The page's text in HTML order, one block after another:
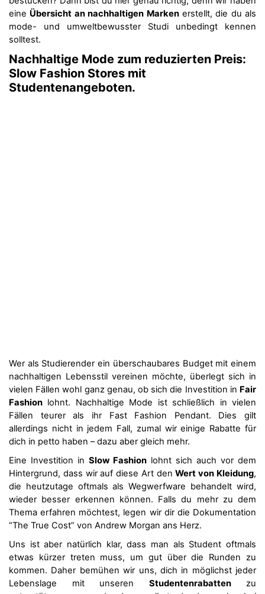
eine Übersicht an nachhaltigen Markenerstellt, die du als
mode- und umweltbewusster Studi unbedingt kennen
solltest.
Nachhaltige Mode zum reduzierten Preis:
Slow Fashion Stores mit
Studentenangeboten.
Wer als Studierender ein überschaubares Budget mit einem
nachhaltigen Lebensstil vereinen möchte, überlegt sich in
vielen Fällen wohl ganz genau, ob sich die Investition in Fair
Fashion lohnt. Nachhaltige Mode ist schließlich in vielen
Fällen teurer als ihr Fast Fashion Pendant. Dies gilt
allerdings nicht in jedem Fall, zumal wir einige Rabatte für
dich in petto haben – dazu aber gleich mehr.
Eine Investition in Slow Fashion lohnt sich auch vor dem
Hintergrund, dass wir auf diese Art denWert von Kleidung,
die heutzutage oftmals als Wegwerfware behandelt wird,
wieder besser erkennen können. Falls du mehr zu dem
Thema erfahren möchtest, legen wir dir die Dokumentation
“The True Cost” von Andrew Morgan ans Herz.
Uns ist aber natürlich klar, dass man als Student oftmals
etwas kürzer treten muss, um gut über die Runden zu
kommen. Daher bemühen wir uns, dich in möglichst jeder
Lebenslage mit unseren Studentenrabattenzu